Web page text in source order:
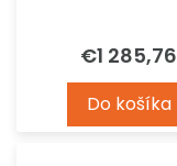
€1 285,76
Do košíka